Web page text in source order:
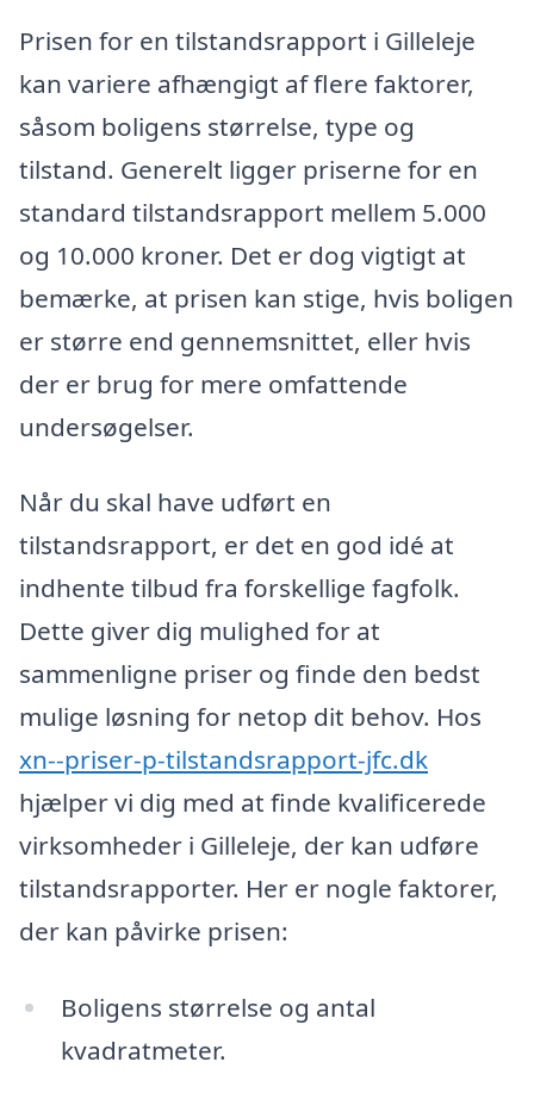
Prisen for en tilstandsrapport i Gilleleje
kan variere afhængigt af flere faktorer,
såsom boligens størrelse, type og
tilstand. Generelt ligger priserne for en
standard tilstandsrapport mellem 5.000
og 10.000 kroner. Det er dog vigtigt at
bemærke, at prisen kan stige, hvis boligen
er større end gennemsnittet, eller hvis
der er brug for mere omfattende
undersøgelser.
Når du skal have udført en
tilstandsrapport, er det en god idé at
indhente tilbud fra forskellige fagfolk.
Dette giver dig mulighed for at
sammenligne priser og finde den bedst
mulige løsning for netop dit behov. Hos
xn--priser-p-tilstandsrapport-jfc.dk
hjælper vi dig med at finde kvalificerede
virksomheder i Gilleleje, der kan udføre
tilstandsrapporter. Her er nogle faktorer,
der kan påvirke prisen:
Boligens størrelse og antal
kvadratmeter.